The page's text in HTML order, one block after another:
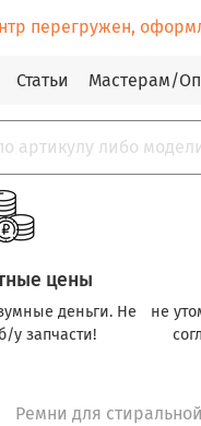
перегружен,
Статьи Мастерам/
цены
деньги. Не
у запчасти!
не
Ремни для